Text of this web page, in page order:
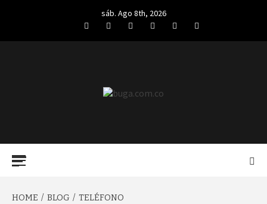
sáb. Ago 8th, 2026
FacebookTwitterLinkedIn
VK YouTubeInstagram
HOME BLOG TELÉFONO